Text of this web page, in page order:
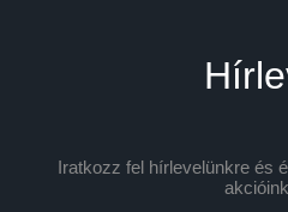
Iratkozz fel hírlevelünkre és